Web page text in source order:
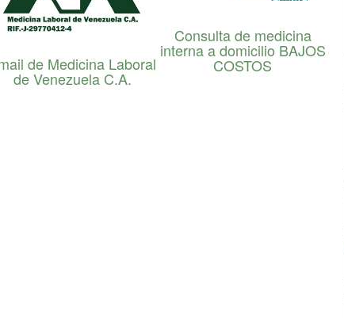
en la sede del cliente, requiriendo para ello un espacio de dos
de 50 dB(A) de presión sonora y sin vibraciones perceptibles. El
La cabina una vez lista es verificada por un higienista para
un sonómetro con bandas de octavas emitiendo el respectivo
con las siguientes medidas: 175 centímetros de altura, 70
ruedas en el suelo de la cabina y en uno de los laterales para
por un ascensor convencional. El peso aproximado varía entre
constantemente. Es transportable en una camioneta
las ruedas de la cabina. Para su uso se requiere de una
perceptibles.El diseño es propio de
Medicina
higienista para verificar el cumplimiento de la cabina según la
sin emitir informe alguno, pues la cabina debe ser verificada
de entrega: 30 a 45 días cronograma según disponibilidad
de Medicina Laboral
de Venezuela C.A.
Consulta de medicina
interna a domicilio BAJOS
COSTOS